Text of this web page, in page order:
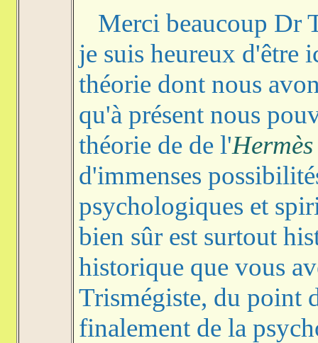
Merci beaucoup Dr
je suis heureux d'être
théorie dont nous
qu'à présent nous
théorie de de l'
d'immenses
psychologiques et
bien sûr est surtout
historique que vous
Trismégiste, du point
finalement de la